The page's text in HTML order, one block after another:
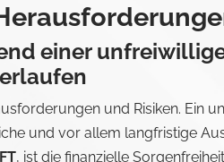
einer
und Risiken. Ein
und vor allem langfristige
, ist die finanzielle